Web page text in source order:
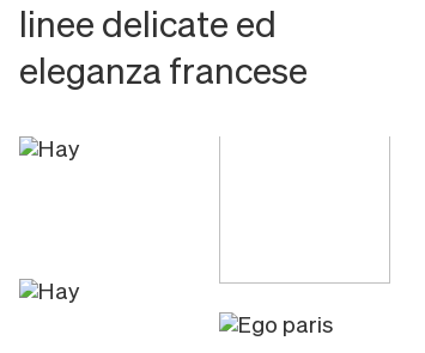
linee delicate ed
eleganza francese